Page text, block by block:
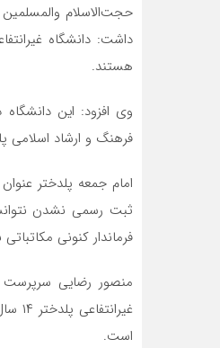
حجت‌الاسلام والمسلمین
هستند.
فرهنگ و ارشاد اسلامی
امام جمعه پلدختر
ثبت رسمی نشدن
فرماندار کنونی
منصور رضایی سرپرست
است.